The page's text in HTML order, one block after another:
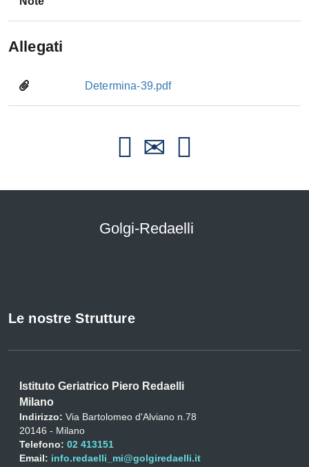
Allegati
Determina-39.pdf
Golgi-Redaelli
Le nostre Strutture
Istituto Geriatrico Piero Redaelli
Milano
Indirizzo: Via Bartolomeo d'Alviano n.78
20146 - Milano
Telefono: 02 413151
Email: info.redaelli_mi@golgiredaelli.it